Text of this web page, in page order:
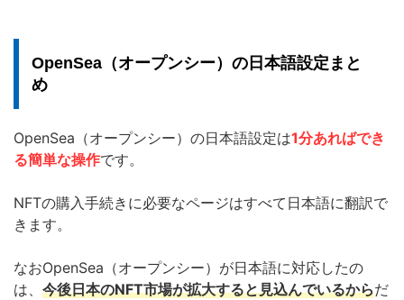
OpenSea（オープンシー）の日本語設定まと
め
OpenSea（オープンシー）の日本語設定は1分あればでき
る簡単な操作です。
NFTの購入手続きに必要なページはすべて日本語に翻訳で
きます。
なおOpenSea（オープンシー）が日本語に対応したの
は、 今後日本のNFT市場が拡大すると見込んでいるからだ